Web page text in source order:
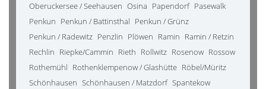
Oberuckersee / Seehausen Osina Papendorf Pasewalk
Penkun Penkun / Battinsthal Penkun / Grünz
Penkun / Radewitz Penzlin Plöwen Ramin Ramin / Retzin
Rechlin Riepke/Cammin Rieth Rollwitz Rosenow Rossow
Rothemühl Rothenklempenow / Glashütte Röbel/Müritz
Schönhausen Schönhausen / Matzdorf Spantekow